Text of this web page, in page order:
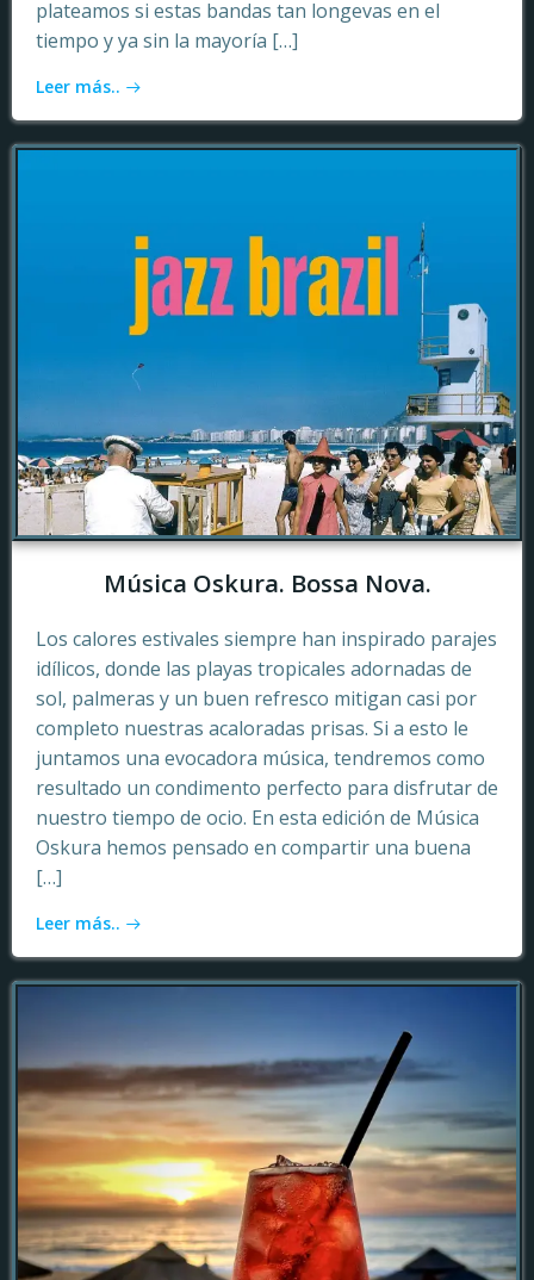
plateamos si estas bandas tan longevas en el
tiempo y ya sin la mayoría […]
Leer más..
Música Oskura. Bossa Nova.
Los calores estivales siempre han inspirado parajes
idílicos, donde las playas tropicales adornadas de
sol, palmeras y un buen refresco mitigan casi por
completo nuestras acaloradas prisas. Si a esto le
juntamos una evocadora música, tendremos como
resultado un condimento perfecto para disfrutar de
nuestro tiempo de ocio. En esta edición de Música
Oskura hemos pensado en compartir una buena
[…]
Leer más..